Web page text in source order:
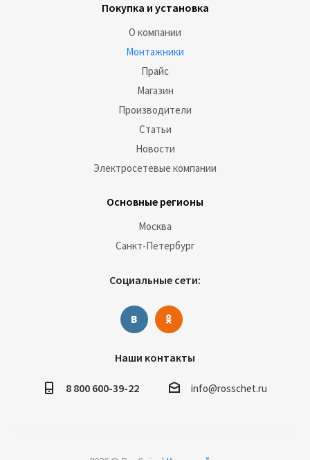
Покупка и установка
О компании
Монтажники
Прайс
Магазин
Производители
Статьи
Новости
Электросетевые компании
Основные регионы
Москва
Санкт-Петербург
Социальные сети:
Наши контакты
8 800 600-39-22 info@rosschet.ru